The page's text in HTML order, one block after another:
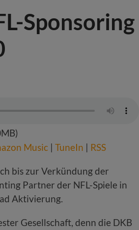
Sponsoring
Music | TuneIn | RSS
bis zur Verkündung der
Partner der NFL-Spiele in
Aktivierung.
Gesellschaft, denn die DKB